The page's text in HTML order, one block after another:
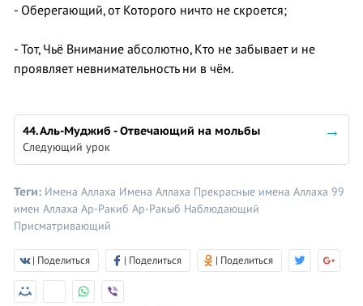
- Оберегающий, от Которого ничто не скроется;
- Тот, Чьё Внимание абсолютно, Кто не забывает и не
проявляет невнимательность ни в чём.
44. Аль-Муджиб - Отвечающий на мольбы
Следующий урок
Теги: Имена Аллаха Имена Аллаха Прекрасные имена Аллаха 99
имен Аллаха Ар-Ракиб Ар-Ракыб Наблюдающий
Присматривающий
| Поделиться | Поделиться | Поделиться